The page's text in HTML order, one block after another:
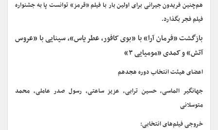
هم‌چنین فریدون جیرانی برای اولین بار با فیلم «قرمز» توانست پا به جشنواره
فیلم فجر بگذارد.
بازگشت «فرمان آرا» با «بوی کافور، عطر یاس»، سینایی با «عروس
آتش» و کمدی «مومیایی ۳»
اعضای هیئت انتخاب دوره هجدهم
جهانگیر الماسی، حسین ترابی، عزیز ساعتی، رسول صدر عاملی، محمد
متوسلانی
خروجی فیلم‌های انتخابی: